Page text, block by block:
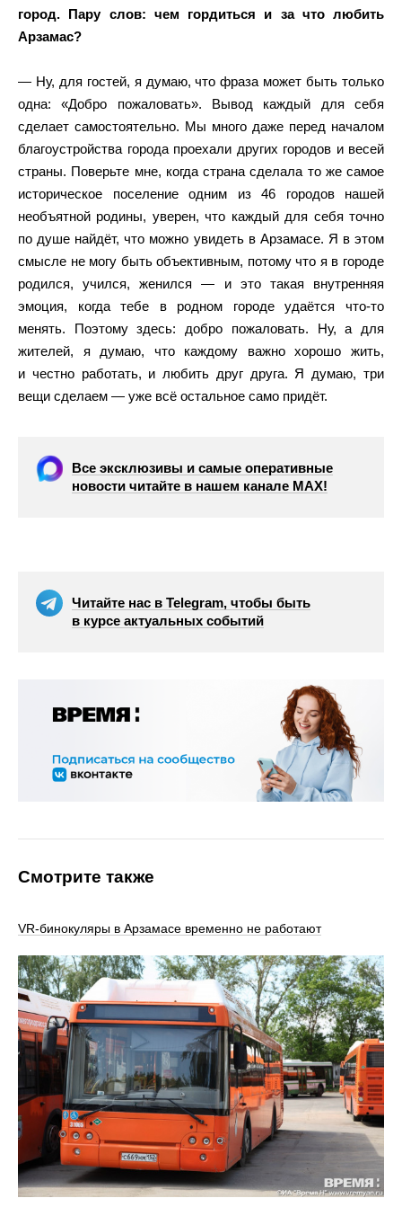
город. Пару слов: чем гордиться и за что любить
Арзамас?
— Ну, для гостей, я думаю, что фраза может быть только
одна: «Добро пожаловать». Вывод каждый для себя
сделает самостоятельно. Мы много даже перед началом
благоустройства города проехали других городов и весей
страны. Поверьте мне, когда страна сделала то же самое
историческое поселение одним из 46 городов нашей
необъятной родины, уверен, что каждый для себя точно
по душе найдёт, что можно увидеть в Арзамасе. Я в этом
смысле не могу быть объективным, потому что я в городе
родился, учился, женился — и это такая внутренняя
эмоция, когда тебе в родном городе удаётся что-то
менять. Поэтому здесь: добро пожаловать. Ну, а для
жителей, я думаю, что каждому важно хорошо жить,
и честно работать, и любить друг друга. Я думаю, три
вещи сделаем — уже всё остальное само придёт.
Все эксклюзивы и самые оперативные
новости читайте в нашем канале МАХ!
Читайте нас в Telegram, чтобы быть
в курсе актуальных событий
Смотрите также
VR‑бинокуляры в Арзамасе временно не работают